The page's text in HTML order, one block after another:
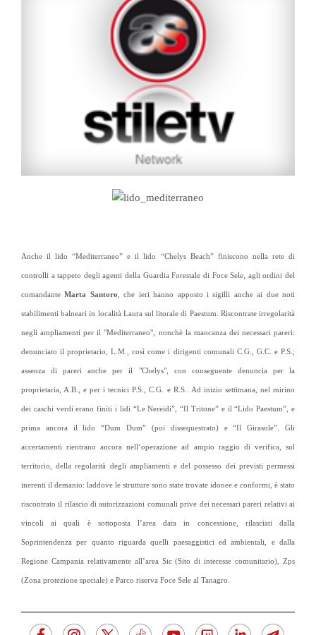
Anche il lido “Mediterraneo” e il lido “Chelys Beach” finiscono nella rete di
controlli a tappeto degli agenti della Guardia Forestale di Foce Sele, agli ordini del
comandanteMarta Santoro , che ieri hanno apposto i sigilli anche ai due noti
stabilimenti balneari in località Laura sul litorale di Paestum. Riscontrate irregolarità
negli ampliamenti per il "Mediterraneo", nonchè la mancanza dei necessari pareri:
denunciato il proprietario, L.M., così come i dirigenti comunali C.G., G.C. e P.S.;
assenza di pareri anche per il "Chelys", con conseguente denuncia per la
proprietaria, A.B., e per i tecnici P.S., C.G. e R.S.. Ad inizio settimana, nel mirino
dei caschi verdi erano finiti i lidi “Le Nereidi”, “Il Tritone” e il “Lido Paestum”, e
prima ancora il lido “Dum Dum” (poi dissequestrato) e “Il Girasole”. Gli
accertamenti rientrano ancora nell’operazione ad ampio raggio di verifica, sul
territorio, della regolarità degli ampliamenti e del possesso dei previsti permessi
inerenti il demanio: laddove le strutture sono state trovate idonee e conformi, è stato
riscontrato il rilascio di autorizzazioni comunali prive dei necessari pareri relativi ai
vincoli ai quali è sottoposta l’area data in concessione, rilasciati dalla
Soprintendenza per quanto riguarda quelli paesaggistici ed ambientali, e dalla
Regione Campania relativamente all’area Sic (Sito di interesse comunitario), Zps
(Zona protezione speciale) e Parco riserva Foce Sele al Tanagro.